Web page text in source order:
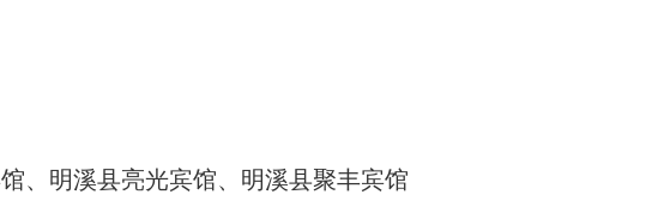
明溪县亮光宾馆、明溪县聚丰宾馆